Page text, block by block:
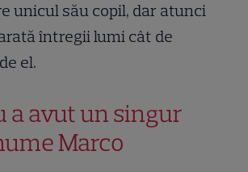
unicul său copil, dar atunci
întregii lumi cât de
el.
a avut un singur
Marco